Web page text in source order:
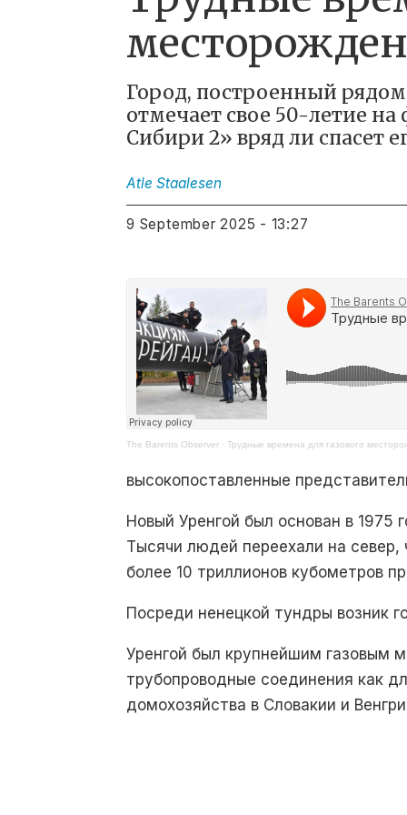
Город, построенный
отмечает свое 50-летие
Сибири 2» вряд ли спасет
Atle Staalesen
9 September 2025 - 13:27
The Barents Observer ·Трудные времена для газового
высокопоставленные
Новый Уренгой был основан в 1975
Тысячи людей переехали на
более 10 триллионов кубометров
Посреди ненецкой тундры возник
Уренгой был крупнейшим газовым
трубопроводные соединения как
домохозяйства в Словакии и